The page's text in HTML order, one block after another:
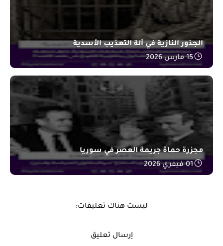
الجذور النازية في آلة التعذيب الأسدية
15 مارس 2026
مجزرة حماة جريمة العصر في سوريا
01 فيفري 2026
ليست هناك تعليقات:
إرسال تعليق